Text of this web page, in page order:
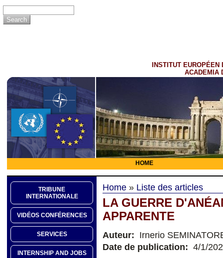
INSTITUT EUROPÉEN
ACADEMIA
HOME
TRIBUNE
INTERNATIONALE
VIDÉOS CONFÉRENCES
SERVICES
INTERNSHIP AND JOBS
Home » Liste des articles
LA GUERRE
APPARENTE
Auteur: Irnerio
Date de publication: 4/1/